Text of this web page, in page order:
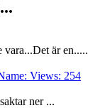
vara...Det är en.....
ner ...